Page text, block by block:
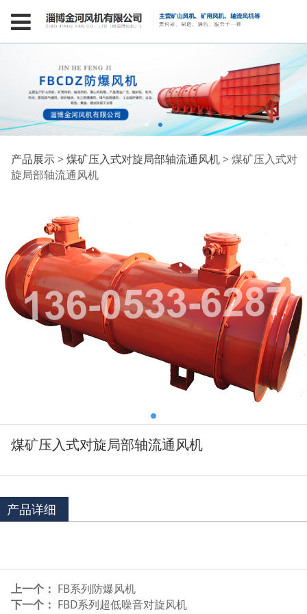
煤矿压入式对旋局部轴
流通风机
产品展示> 煤矿压入式对旋局部轴流通风机> 煤矿压入式对
旋局部轴流通风机
煤矿压入式对旋局部轴流通风机
产品详细
上一个： FB系列防爆风机
下一个： FBD系列超低噪音对旋风机